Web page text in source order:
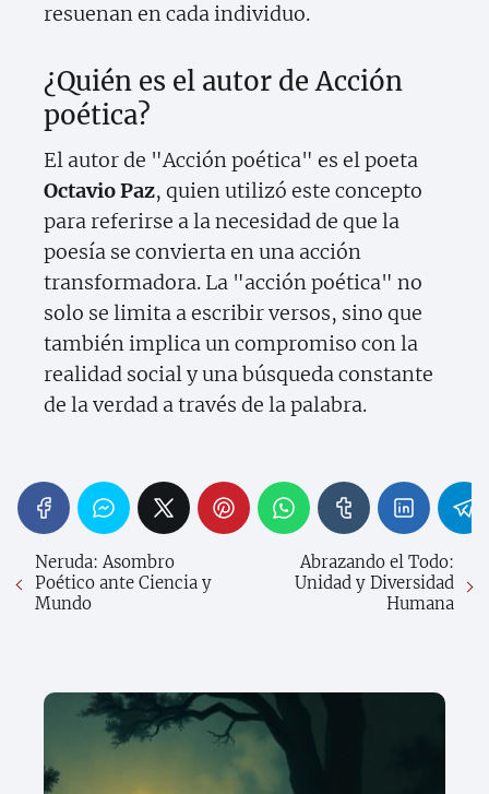
resuenan en cada individuo.
¿Quién es el autor de Acción
poética?
El autor de "Acción poética" es el poeta
Octavio Paz, quien utilizó este concepto
para referirse a la necesidad de que la
poesía se convierta en una acción
transformadora. La "acción poética" no
solo se limita a escribir versos, sino que
también implica un compromiso con la
realidad social y una búsqueda constante
de la verdad a través de la palabra.
Neruda: Asombro
Poético ante Ciencia y
Mundo
Abrazando el Todo:
Unidad y Diversidad
Humana